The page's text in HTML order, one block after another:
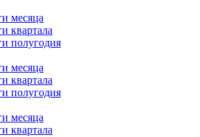
месяца
квартала
полугодия
месяца
квартала
полугодия
месяца
квартала